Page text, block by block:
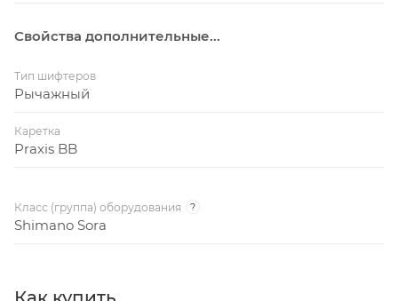
Свойства дополнительные...
Тип шифтеров
Рычажный
Каретка
Praxis BB
Класс (группа) оборудования ?
Shimano Sora